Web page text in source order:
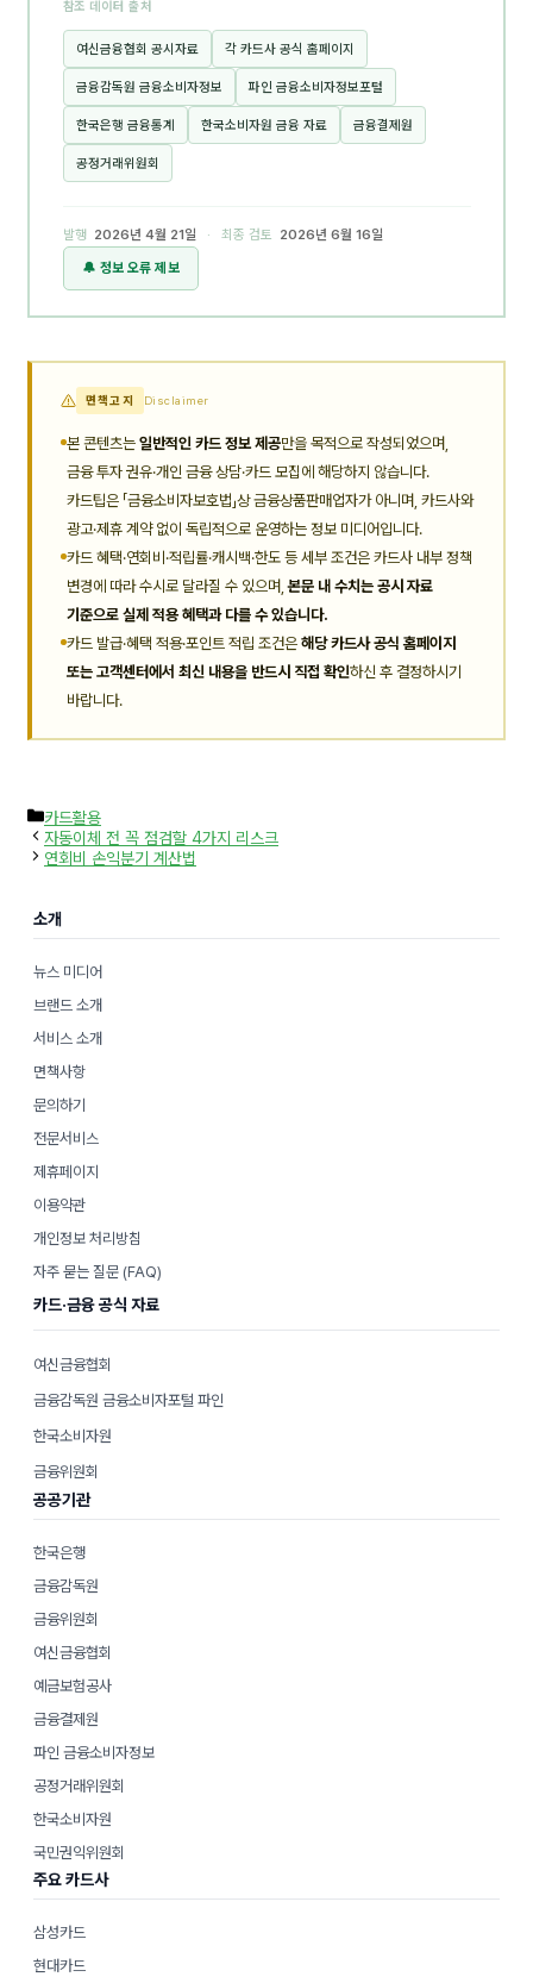
참조 데이터 출처
여신금융협회 공시자료 각 카드사 공식 홈페이지
금융감독원 금융소비자정보 파인 금융소비자정보포털
한국은행 금융통계 한국소비자원 금융 자료 금융결제원
공정거래위원회
발행 2026년 4월 21일 · 최종 검토
2026년 6월 16일
🔔 정보 오류 제보
면책고지 Disclaimer
본 콘텐츠는 일반적인 카드 정보 제공만을 목적으로 작성되었으며,
금융 투자 권유·개인 금융 상담·카드 모집에 해당하지 않습니다.
카드팁은 「금융소비자보호법」상 금융상품판매업자가 아니며, 카드사와
광고·제휴 계약 없이 독립적으로 운영하는 정보 미디어입니다.
카드 혜택·연회비·적립률·캐시백·한도 등 세부 조건은 카드사 내부 정책
변경에 따라 수시로 달라질 수 있으며,본문 내 수치는 공시 자료
기준으로 실제 적용 혜택과 다를 수 있습니다.
카드 발급·혜택 적용·포인트 적립 조건은 해당 카드사 공식 홈페이지
또는 고객센터에서 최신 내용을 반드시 직접 확인하신 후 결정하시기
바랍니다.
카
테
고
리
카드활용
자동이체 전 꼭 점검할 4가지 리스크
연회비 손익분기 계산법
소개
뉴스 미디어
브랜드 소개
서비스 소개
면책사항
문의하기
전문서비스
제휴페이지
이용약관
개인정보 처리방침
자주 묻는 질문 (FAQ)
카드·금융 공식 자료
여신금융협회
금융감독원 금융소비자포털 파인
한국소비자원
금융위원회
공공기관
한국은행
금융감독원
금융위원회
여신금융협회
예금보험공사
금융결제원
파인 금융소비자정보
공정거래위원회
한국소비자원
국민권익위원회
주요 카드사
삼성카드
현대카드